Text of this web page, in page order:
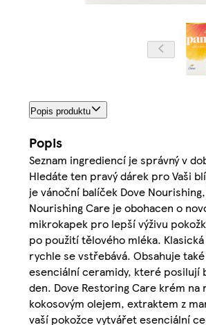
Popis produktu
Popis
Seznam ingrediencí je správný v
Hledáte ten pravý dárek pro Vaši
je vánoční balíček Dove
Nourishing Care je obohacen o
mikrokapek pro lepší výživu
po použití tělového mléka.
rychle se vstřebává. Obsahuje
esenciální ceramidy, které posilují
den. Dove Restoring Care krém
kokosovým olejem, extraktem z
vaší pokožce vytvářet esenciální